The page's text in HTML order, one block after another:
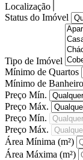
Localização
Status do Imóvel
Tipo de Imóvel
Mínimo de Quartos
Mínimo de
Preço Mín.
Preço Máx.
Preço Mín.
Preço Máx.
Área Mínima (m²)
Área Máxima (m²)